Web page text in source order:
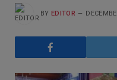
BY EDITOR